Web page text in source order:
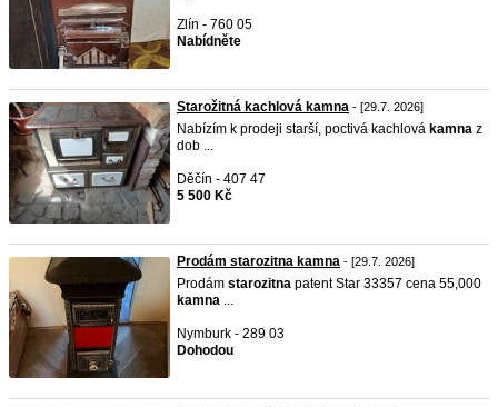
Zlín - 760 05
Nabídněte
Starožitná kachlová kamna - [29.7. 2026]
Nabízím k prodeji starší, poctivá kachlová kamna z
dob ...
Děčín - 407 47
5 500 Kč
Prodám starozitna kamna - [29.7. 2026]
Prodám starozitna patent Star 33357 cena 55,000
kamna ...
Nymburk - 289 03
Dohodou